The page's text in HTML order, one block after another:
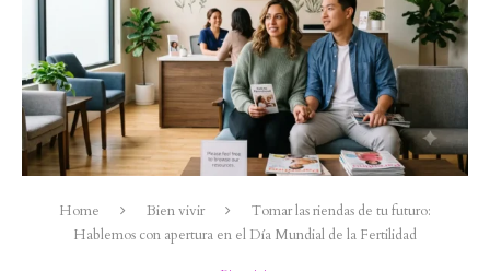
Home Bien vivir
Tomar las riendas de tu futuro:
Hablemos con apertura en el Día Mundial de la Fertilidad